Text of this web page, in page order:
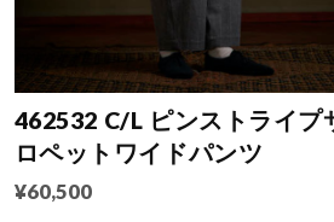
462532 C/L ピンストライプ
ロペットワイドパンツ
¥60,500